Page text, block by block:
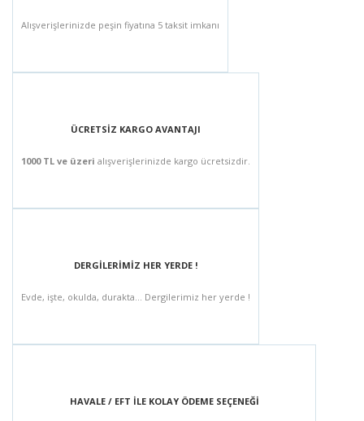
Alışverişlerinizde peşin fiyatına 5 taksit imkanı
ÜCRETSİZ KARGO AVANTAJI
1000 TL ve üzeri alışverişlerinizde kargo ücretsizdir.
DERGİLERİMİZ HER YERDE !
Evde, işte, okulda, durakta... Dergilerimiz her yerde !
HAVALE / EFT İLE KOLAY ÖDEME SEÇENEĞİ